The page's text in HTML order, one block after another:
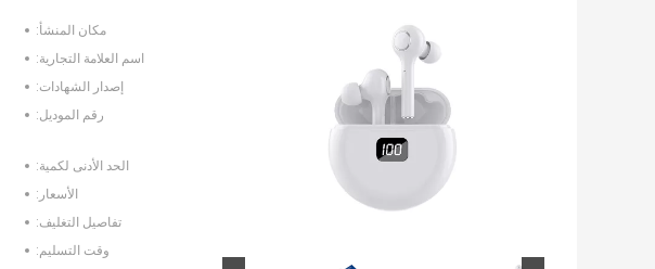
مكان المنشأ:
اسم العلامة التجارية:
إصدار الشهادات:
رقم الموديل:
الحد الأدنى لكمية:
الأسعار:
تفاصيل التغليف:
وقت التسليم: